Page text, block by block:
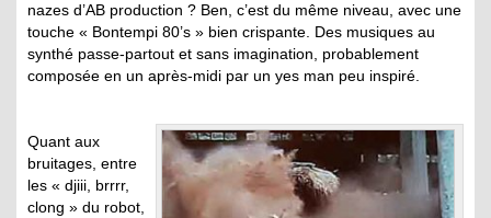
nazes d’AB production ? Ben, c’est du même niveau, avec une
touche « Bontempi 80’s » bien crispante. Des musiques au
synthé passe-partout et sans imagination, probablement
composée en un après-midi par un yes man peu inspiré.
Quant aux
bruitages, entre
les « djiii, brrrr,
clong » du robot,